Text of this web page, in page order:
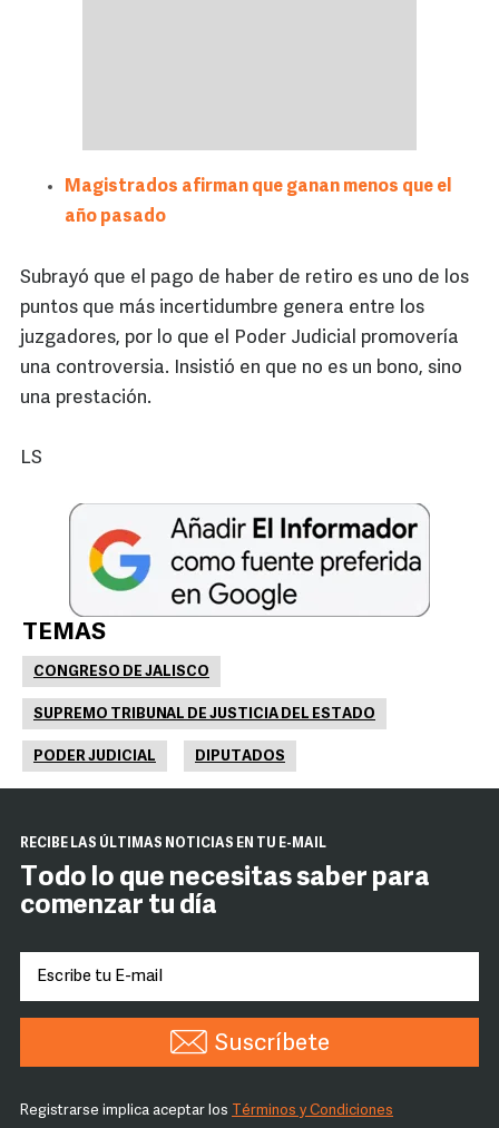
Magistrados afirman que ganan menos que el
año pasado
Subrayó que el pago de haber de retiro es uno de los
puntos que más incertidumbre genera entre los
juzgadores, por lo que el Poder Judicial promovería
una controversia. Insistió en que no es un bono, sino
una prestación.
LS
TEMAS
CONGRESO DE JALISCO
SUPREMO TRIBUNAL DE JUSTICIA DEL ESTADO
PODER JUDICIAL DIPUTADOS
RECIBE LAS ÚLTIMAS NOTICIAS EN TU E-MAIL
Todo lo que necesitas saber para
comenzar tu día
Suscríbete
Registrarse implica aceptar los Términos y Condiciones